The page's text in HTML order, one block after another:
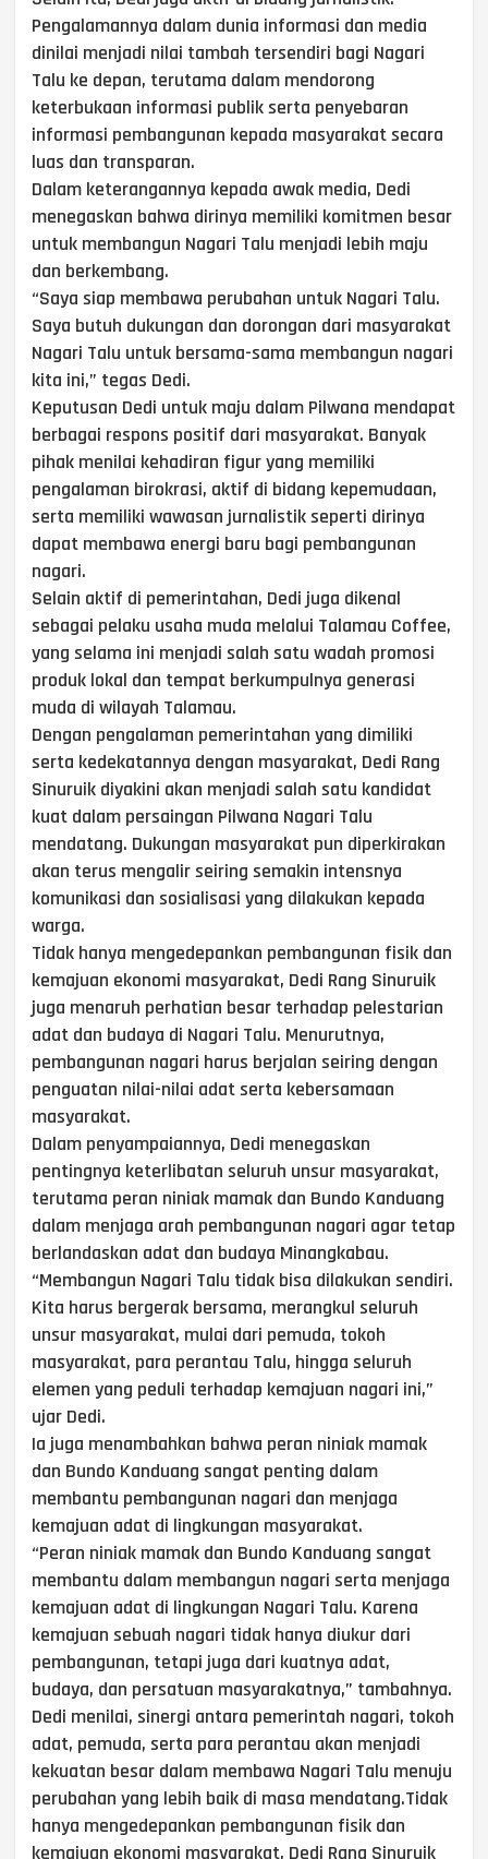
Pengalamannya dalam dunia informasi dan media
dinilai menjadi nilai tambah tersendiri bagi Nagari
Talu ke depan, terutama dalam mendorong
keterbukaan informasi publik serta penyebaran
informasi pembangunan kepada masyarakat secara
luas dan transparan.
Dalam keterangannya kepada awak media, Dedi
menegaskan bahwa dirinya memiliki komitmen besar
untuk membangun Nagari Talu menjadi lebih maju
dan berkembang.
“Saya siap membawa perubahan untuk Nagari Talu.
Saya butuh dukungan dan dorongan dari masyarakat
Nagari Talu untuk bersama-sama membangun nagari
kita ini,” tegas Dedi.
Keputusan Dedi untuk maju dalam Pilwana mendapat
berbagai respons positif dari masyarakat. Banyak
pihak menilai kehadiran figur yang memiliki
pengalaman birokrasi, aktif di bidang kepemudaan,
serta memiliki wawasan jurnalistik seperti dirinya
dapat membawa energi baru bagi pembangunan
nagari.
Selain aktif di pemerintahan, Dedi juga dikenal
sebagai pelaku usaha muda melalui Talamau Coffee,
yang selama ini menjadi salah satu wadah promosi
produk lokal dan tempat berkumpulnya generasi
muda di wilayah Talamau.
Dengan pengalaman pemerintahan yang dimiliki
serta kedekatannya dengan masyarakat, Dedi Rang
Sinuruik diyakini akan menjadi salah satu kandidat
kuat dalam persaingan Pilwana Nagari Talu
mendatang. Dukungan masyarakat pun diperkirakan
akan terus mengalir seiring semakin intensnya
komunikasi dan sosialisasi yang dilakukan kepada
warga.
Tidak hanya mengedepankan pembangunan fisik dan
kemajuan ekonomi masyarakat, Dedi Rang Sinuruik
juga menaruh perhatian besar terhadap pelestarian
adat dan budaya di Nagari Talu. Menurutnya,
pembangunan nagari harus berjalan seiring dengan
penguatan nilai-nilai adat serta kebersamaan
masyarakat.
Dalam penyampaiannya, Dedi menegaskan
pentingnya keterlibatan seluruh unsur masyarakat,
terutama peran niniak mamak dan Bundo Kanduang
dalam menjaga arah pembangunan nagari agar tetap
berlandaskan adat dan budaya Minangkabau.
“Membangun Nagari Talu tidak bisa dilakukan sendiri.
Kita harus bergerak bersama, merangkul seluruh
unsur masyarakat, mulai dari pemuda, tokoh
masyarakat, para perantau Talu, hingga seluruh
elemen yang peduli terhadap kemajuan nagari ini,”
ujar Dedi.
Ia juga menambahkan bahwa peran niniak mamak
dan Bundo Kanduang sangat penting dalam
membantu pembangunan nagari dan menjaga
kemajuan adat di lingkungan masyarakat.
“Peran niniak mamak dan Bundo Kanduang sangat
membantu dalam membangun nagari serta menjaga
kemajuan adat di lingkungan Nagari Talu. Karena
kemajuan sebuah nagari tidak hanya diukur dari
pembangunan, tetapi juga dari kuatnya adat,
budaya, dan persatuan masyarakatnya,” tambahnya.
Dedi menilai, sinergi antara pemerintah nagari, tokoh
adat, pemuda, serta para perantau akan menjadi
kekuatan besar dalam membawa Nagari Talu menuju
perubahan yang lebih baik di masa mendatang.Tidak
hanya mengedepankan pembangunan fisik dan
kemajuan ekonomi masyarakat, Dedi Rang Sinuruik